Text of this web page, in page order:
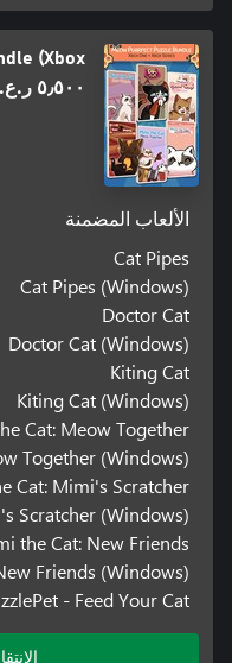
(Xbox)
٥٫٥٠٠ ر.ع.‏
الألعاب المضمنة
Cat Pipes
Cat Pipes (Windows)
Doctor Cat
Doctor Cat (Windows)
Kiting Cat
Kiting Cat (Windows)
Cat: Meow Together
Together (Windows)
Cat: Mimi's Scratcher
Scratcher (Windows)
the Cat: New Friends
Friends (Windows)
- Feed Your Cat